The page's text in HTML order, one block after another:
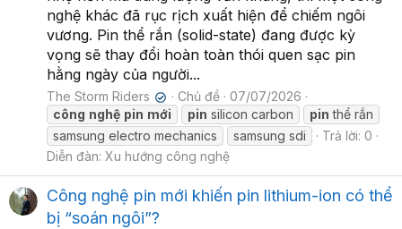
nghệ khác đã rục rịch xuất hiện để chiếm ngôi
vương. Pin thể rắn (solid-state) đang được kỳ
vọng sẽ thay đổi hoàn toàn thói quen sạc pin
hằng ngày của người...
The Storm Riders ✔ Chủ đề
07/07/2026
công nghệ pin mới pin silicon carbon pin thể rắn
samsung electro mechanics
samsung sdi
Trả lời: 0
Diễn đàn: Xu hướng công nghệ
Công nghệ pin mới khiến pin lithium-ion có thể
bị “soán ngôi”?